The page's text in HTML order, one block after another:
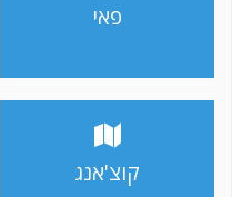
פאי
קוצ'אנג